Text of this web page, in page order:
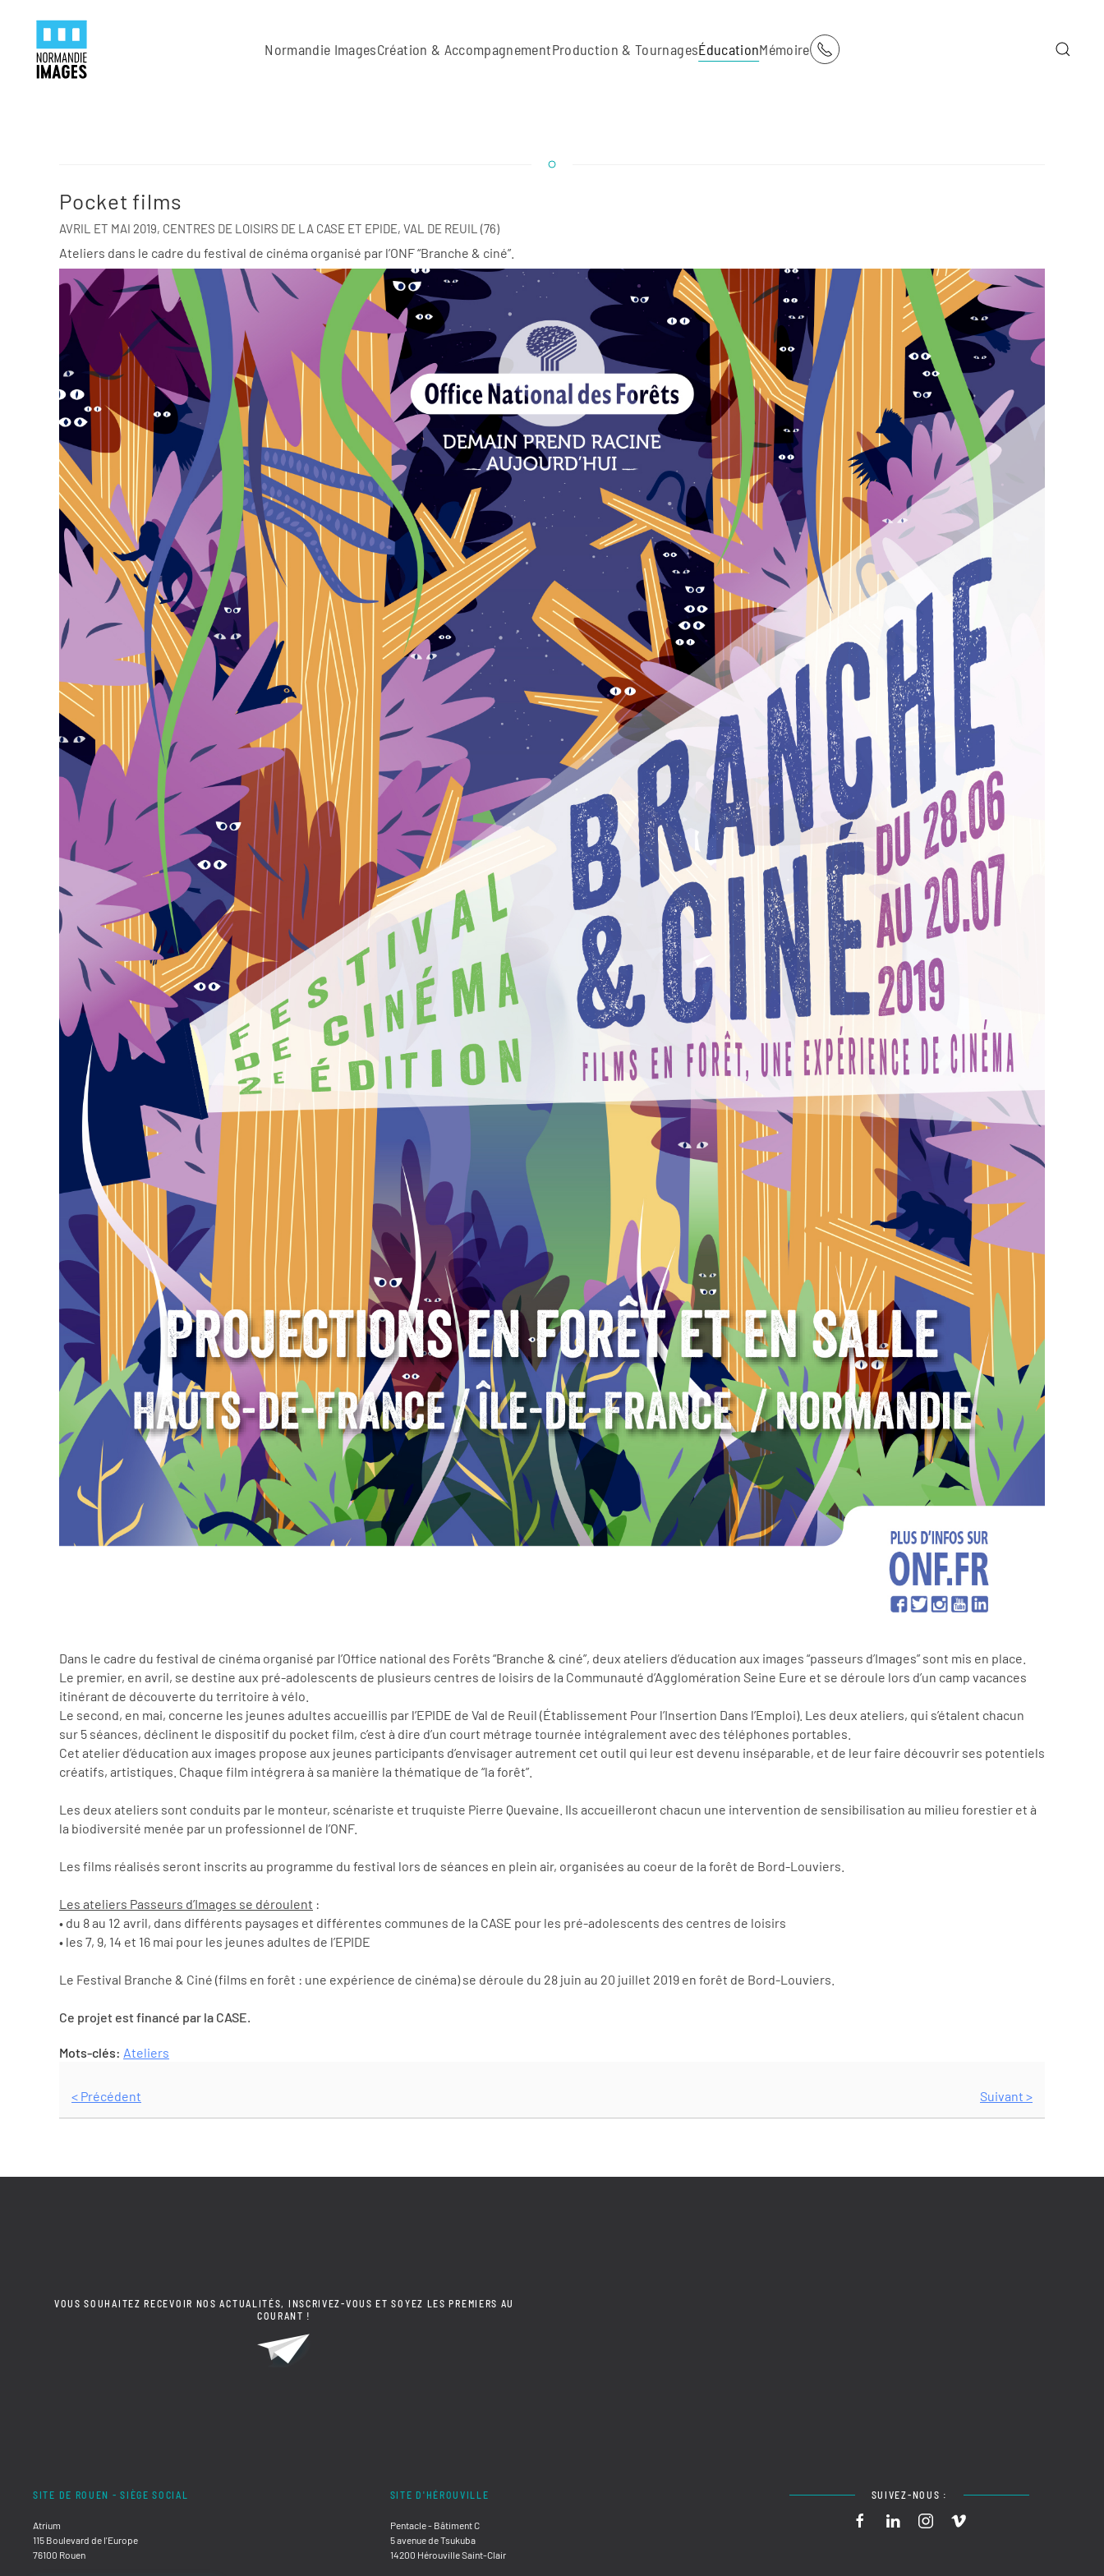
Skip to main content
Normandie ImagesCréation & AccompagnementProduction & TournagesÉducationMémoire
Pocket films
AVRIL ET MAI 2019, CENTRES DE LOISIRS DE LA CASE ET EPIDE, VAL DE REUIL (76)
Ateliers dans le cadre du festival de cinéma organisé par l’ONF “Branche & ciné”.
Dans le cadre du festival de cinéma organisé par l’Office national des Forêts “Branche & ciné”, deux ateliers d’éducation aux images “passeurs d’Images” sont mis en place.
Le premier, en avril, se destine aux pré-adolescents de plusieurs centres de loisirs de la Communauté d’Agglomération Seine Eure et se déroule lors d’un camp vacances
itinérant de découverte du territoire à vélo.
Le second, en mai, concerne les jeunes adultes accueillis par l’EPIDE de Val de Reuil (Établissement Pour l’Insertion Dans l’Emploi). Les deux ateliers, qui s’étalent chacun
sur 5 séances, déclinent le dispositif du pocket film, c’est à dire d’un court métrage tournée intégralement avec des téléphones portables.
Cet atelier d’éducation aux images propose aux jeunes participants d’envisager autrement cet outil qui leur est devenu inséparable, et de leur faire découvrir ses potentiels
créatifs, artistiques. Chaque film intégrera à sa manière la thématique de “la forêt”.
Les deux ateliers sont conduits par le monteur, scénariste et truquiste Pierre Quevaine. Ils accueilleront chacun une intervention de sensibilisation au milieu forestier et à
la biodiversité menée par un professionnel de l’ONF.
Les films réalisés seront inscrits au programme du festival lors de séances en plein air, organisées au coeur de la forêt de Bord-Louviers.
Les ateliers Passeurs d’Images se déroulent :
• du 8 au 12 avril, dans différents paysages et différentes communes de la CASE pour les pré-adolescents des centres de loisirs
• les 7, 9, 14 et 16 mai pour les jeunes adultes de l’EPIDE
Le Festival Branche & Ciné (films en forêt : une expérience de cinéma) se déroule du 28 juin au 20 juillet 2019 en forêt de Bord-Louviers.
Ce projet est financé par la CASE.
Mots-clés: Ateliers
< Précédent Suivant >
VOUS SOUHAITEZ RECEVOIR NOS ACTUALITÉS, INSCRIVEZ-VOUS ET SOYEZ LES PREMIERS AU
COURANT !
SITE DE ROUEN - SIÈGE SOCIAL
Atrium
115 Boulevard de l'Europe
76100 Rouen
SITE D'HÉROUVILLE
Pentacle - Bâtiment C
5 avenue de Tsukuba
14200 Hérouville Saint-Clair
SUIVEZ-NOUS :